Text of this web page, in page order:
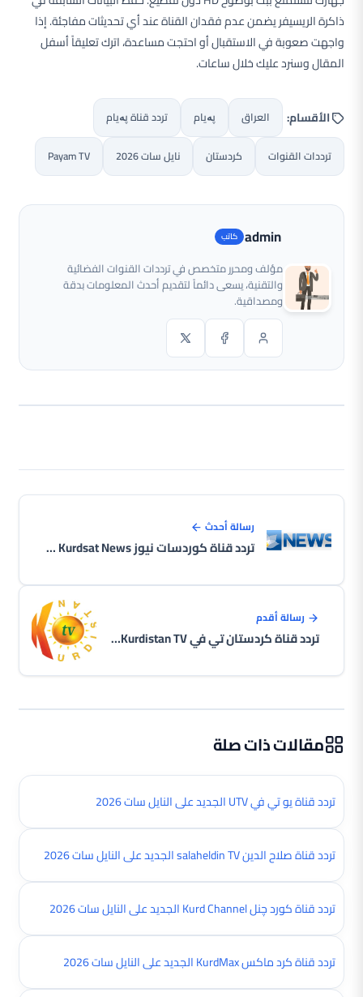
ذاكرة الريسيفر يضمن عدم فقدان القناة عند أي تحديثات مفاجئة. إذا
واجهت صعوبة في الاستقبال أو احتجت مساعدة، اترك تعليقاً أسفل
المقال وسنرد عليك خلال ساعات.
الأقسام: العراق پەیام تردد قناة پەیام
ترددات القنوات كردستان نايل سات 2026 Payam TV
admin
مؤلف ومحرر متخصص في ترددات القنوات الفضائية
والتقنية، يسعى دائماً لتقديم أحدث المعلومات بدقة
ومصداقية.
رسالة أحدث
تردد قناة كوردسات نيوز Kurdsat News الجديد على النايل سات 2026
رسالة أقدم
تردد قناة كردستان تي في Kurdistan TV الجديد على النايل سات 2026
مقالات ذات صلة
تردد قناة يو تي في UTV الجديد على النايل سات 2026
تردد قناة صلاح الدين salaheldin TV الجديد على النايل سات 2026
تردد قناة کورد چنل Kurd Channel الجديد على النايل سات 2026
تردد قناة كرد ماكس KurdMax الجديد على النايل سات 2026